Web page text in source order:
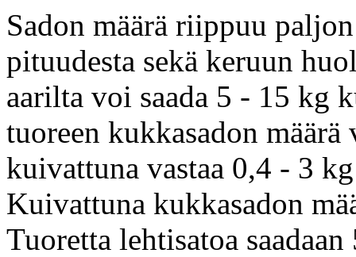
Sadon määrä riippuu
pituudesta sekä keruun
aarilta voi saada 5 - 15 kg
tuoreen kukkasadon
kuivattuna vastaa 0,4 - 3
Kuivattuna kukkasadon
Tuoretta lehtisatoa